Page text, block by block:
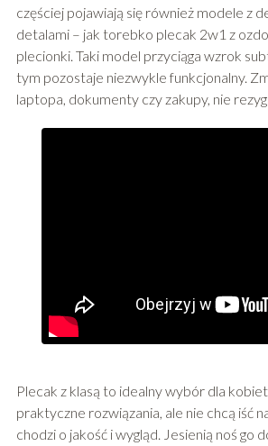
częściej pojawiają się również modele z
detalami – jak torebko plecak 2w1 z
plecionki. Taki model przyciąga wzrok
tym pozostaje niezwykle funkcjonalny.
laptopa, dokumenty czy zakupy, nie
Plecak z klasą to idealny wybór dla
praktyczne rozwiązania, ale nie chcą iść
chodzi o jakość i wygląd. Jesienią noś go